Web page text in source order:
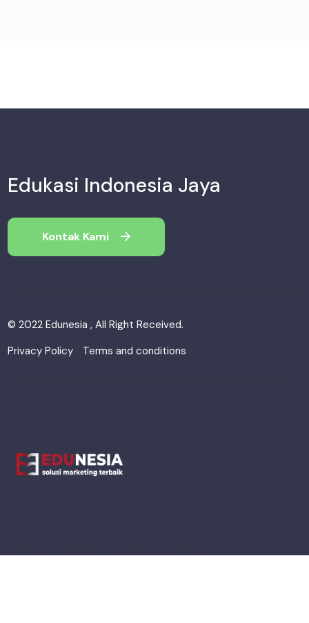
Edukasi Indonesia Jaya
Kontak Kami
© 2022 Edunesia , All Right Received.
Privacy Policy
Terms and conditions